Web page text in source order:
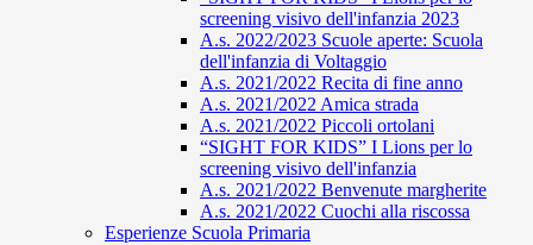
screening visivo dell'infanzia 2023
A.s. 2022/2023 Scuole aperte: Scuola
dell'infanzia di Voltaggio
A.s. 2021/2022 Recita di fine anno
A.s. 2021/2022 Amica strada
A.s. 2021/2022 Piccoli ortolani
“SIGHT FOR KIDS” I Lions per lo
screening visivo dell'infanzia
A.s. 2021/2022 Benvenute margherite
A.s. 2021/2022 Cuochi alla riscossa
Esperienze Scuola Primaria